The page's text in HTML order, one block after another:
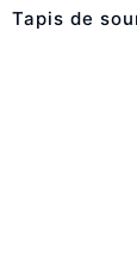
Tapis de